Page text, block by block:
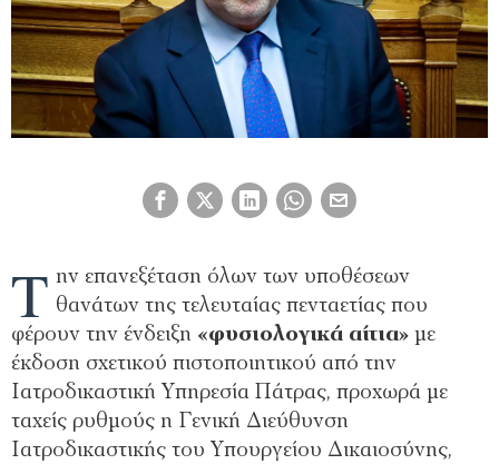
Τ ην επανεξέταση όλων των υποθέσεων
θανάτων της τελευταίας πενταετίας που
φέρουν την ένδειξη «φυσιολογικά αίτια» με
έκδοση σχετικού πιστοποιητικού από την
Ιατροδικαστική Υπηρεσία Πάτρας, προχωρά με
ταχείς ρυθμούς η Γενική Διεύθυνση
Ιατροδικαστικής του Υπουργείου Δικαιοσύνης,